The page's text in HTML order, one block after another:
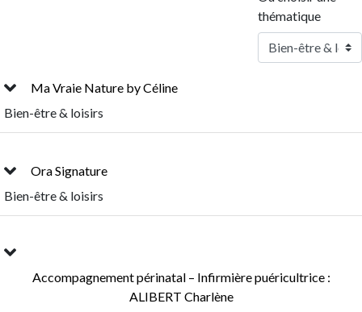
thématique
Ma Vraie Nature by Céline
Bien-être & loisirs
Ora Signature
Bien-être & loisirs
Accompagnement périnatal – Infirmière puéricultrice :
ALIBERT Charlène